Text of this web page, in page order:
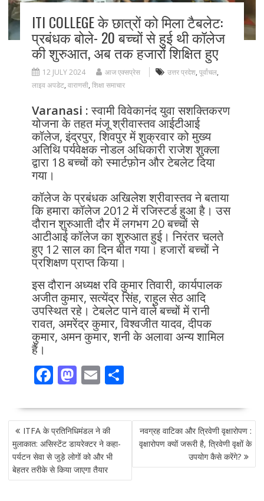
ITI COLLEGE के छात्रों को मिला टैबलेट:
प्रबंधक बोले- 20 बच्चों से हुई थी कॉलेज
की शुरुआत, अब तक हजारों शिक्षित हुए
12 JULY 2024 आज एक्सप्रेस उत्तर प्रदेश, पूर्वांचल,
लाइव अपडेट, वाराणसी, शिक्षा समाचार
Varanasi :स्वामी विवेकानंद युवा सशक्तिकरण
योजना के तहत मंजू श्रीवास्तव आईटीआई
कॉलेज, इंद्रपुर, शिवपुर में शुक्रवार को मुख्य
अतिथि पर्यवेक्षक नोडल अधिकारी राजेश शुक्ला
द्वारा 18 बच्चों को स्मार्टफ़ोन और टेबलेट दिया
गया।
कॉलेज के प्रबंधक अखिलेश श्रीवास्तव ने बताया
कि हमारा कॉलेज 2012 में रजिस्टर्ड हुआ है। उस
दौरान शुरुआती दौर में लगभग 20 बच्चों से
आटीआई कॉलेज का शुरुआत हुई। निरंतर चलते
हुए 12 साल का दिन बीत गया। हजारों बच्चों ने
प्रशिक्षण प्राप्त किया।
इस दौरान अध्यक्ष रवि कुमार तिवारी, कार्यपालक
अजीत कुमार, सत्येंद्र सिंह, राहुल सेठ आदि
उपस्थित रहे। टेबलेट पाने वाले बच्चों में रानी
रावत, अमरेंद्र कुमार, विश्वजीत यादव, दीपक
कुमार, अमन कुमार, शनी के अलावा अन्य शामिल
हैं।
F
e
b
o
o
k
M
to
d
o
n
E
ai
l
S
ar
POST
NAVIGATION
ITFA के प्रतिनिधिमंडल ने की
मुलाकात: असिस्टेंट डायरेक्टर ने कहा-
पर्यटन सेवा से जुड़े लोगों को और भी
बेहतर तरीके से किया जाएगा तैयार
नवग्रह वाटिका और त्रिवेणी वृक्षारोपण :
वृक्षारोपण क्यों जरूरी है, त्रिवेणी वृक्षों के
उपयोग कैसे करेंगे?